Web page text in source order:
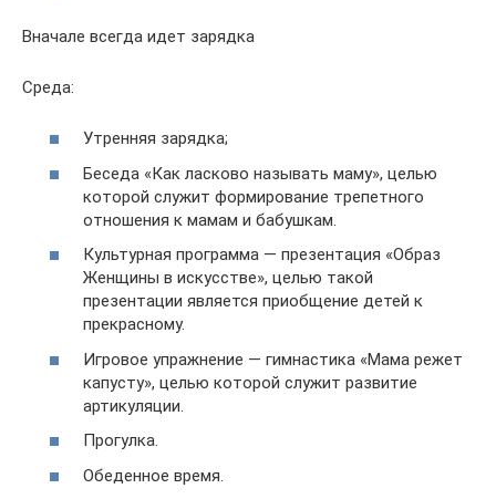
Вначале всегда идет зарядка
Среда:
Утренняя зарядка;
Беседа «Как ласково называть маму», целью
которой служит формирование трепетного
отношения к мамам и бабушкам.
Культурная программа — презентация «Образ
Женщины в искусстве», целью такой
презентации является приобщение детей к
прекрасному.
Игровое упражнение — гимнастика «Мама режет
капусту», целью которой служит развитие
артикуляции.
Прогулка.
Обеденное время.